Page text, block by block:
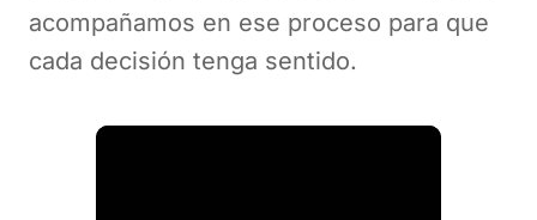
acompañamos en ese proceso para que
cada decisión tenga sentido.